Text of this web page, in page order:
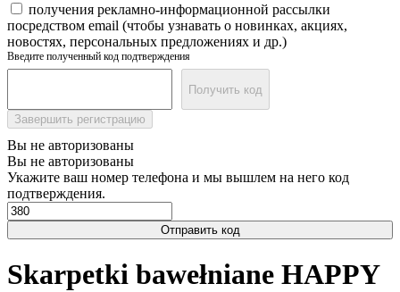
получения рекламно-информационной рассылки
посредством email (чтобы узнавать о новинках, акциях,
новостях, персональных предложениях и др.)
Введите полученный код подтверждения
Получить код
Завершить регистрацию
Вы не авторизованы
Вы не авторизованы
Укажите ваш номер телефона и мы вышлем на него код
подтверждения.
Отправить код
Skarpetki bawełniane HAPPY